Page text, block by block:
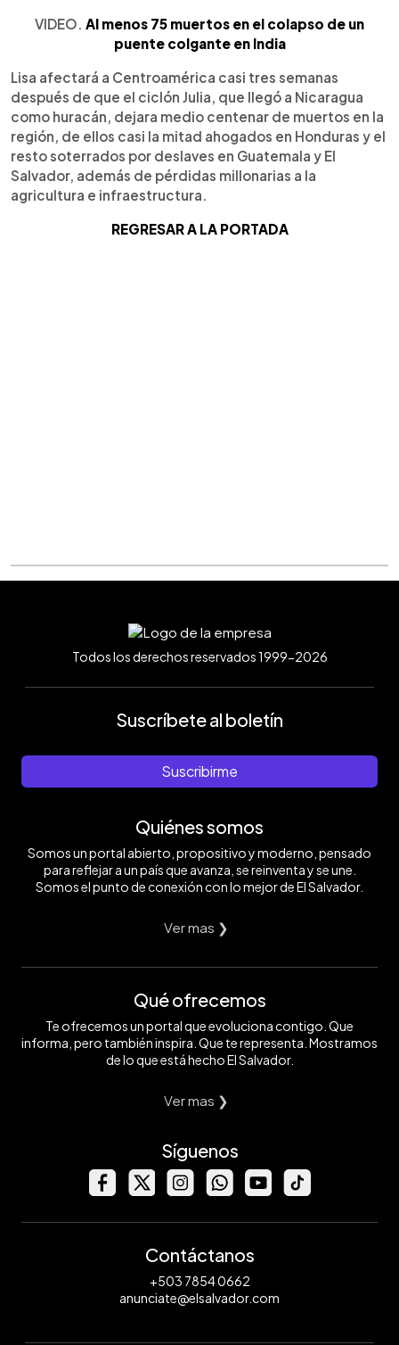
VIDEO. Al menos 75 muertos en el colapso de un
puente colgante en India
Lisa afectará a Centroamérica casi tres semanas
después de que el ciclón Julia, que llegó a Nicaragua
como huracán, dejara medio centenar de muertos en la
región, de ellos casi la mitad ahogados en Honduras y el
resto soterrados por deslaves en Guatemala y El
Salvador, además de pérdidas millonarias a la
agricultura e infraestructura.
REGRESAR A LA PORTADA
Todos los derechos reservados 1999-2026
Suscríbete al boletín
Suscribirme
Quiénes somos
Somos un portal abierto, propositivo y moderno, pensado
para reflejar a un país que avanza, se reinventa y se une.
Somos el punto de conexión con lo mejor de El Salvador.
Ver mas ❯
Qué ofrecemos
Te ofrecemos un portal que evoluciona contigo. Que
informa, pero también inspira. Que te representa. Mostramos
de lo que está hecho El Salvador.
Ver mas ❯
Síguenos
Contáctanos
+503 7854 0662
anunciate@elsalvador.com